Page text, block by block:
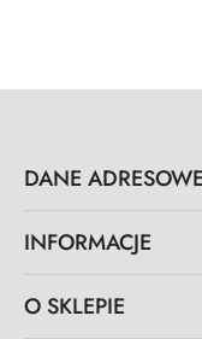
DANE ADRESOWE
INFORMACJE
O SKLEPIE